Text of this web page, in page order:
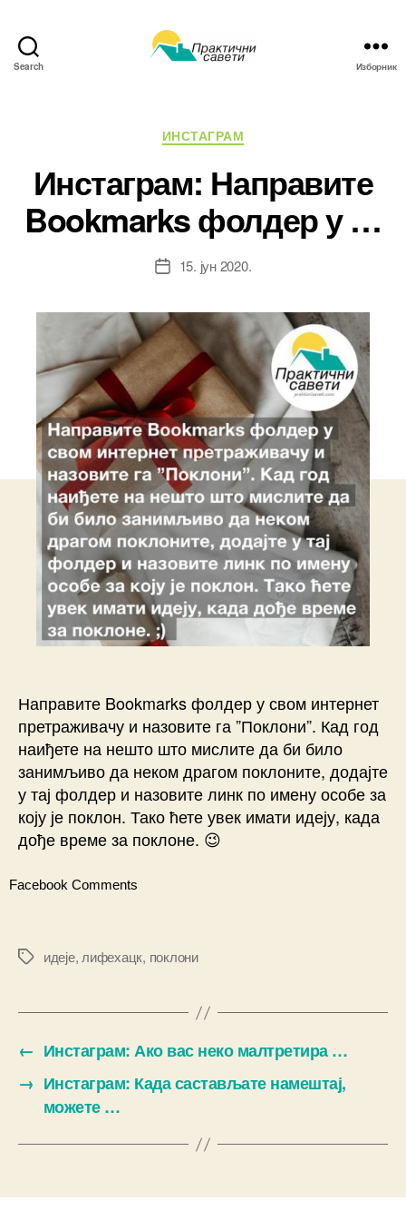
Search Изборник
Категорије
ИНСТАГРАМ
Инстаграм: Направите
Bookmarks фолдер у …
Датум15. јун 2020.
Направите Bookmarks фолдер у свом интернет
претраживачу и назовите га ”Поклони”. Кад год
наиђете на нешто што мислите да би било
занимљиво да неком драгом поклоните, додајте
у тај фолдер и назовите линк по имену особе за
коју је поклон. Тако ћете увек имати идеју, када
дође време за поклоне. 😉 ⠀
Facebook Comments
Ознакеидеје, лифехацк, поклони
← Инстаграм: Ако вас неко малтретира …
→ Инстаграм: Када састављате намештај,
можете …